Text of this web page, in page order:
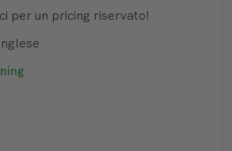
per un pricing riservato!